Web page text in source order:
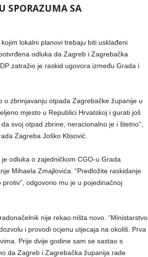
SPORAZUMA SA
lokalni planovi trebaju biti usklađeni
odluka da Zagreb i Zagrebačka
zatražio je raskid ugovora između Grada i
o zbrinjavanju otpada Zagrebačke županije u
mjesto u Republici Hrvatskoj i gurati još
svoj otpad zbrine, neracionalno je i štetno”,
Zagreba Joško Klisović.
odluka o zajedničkom CGO-u Grada
Mihaela Zmajlovića. “Predložite raskidanje
odgovorio mu je u pojedinačnoj
nije rekao ništa novo. “Ministarstvo
i provodi ocjenu utjecaja na okoliš. Prva
Prije dvije godine sam se sastao s
da Zagreb i Zagrebačka županija rade